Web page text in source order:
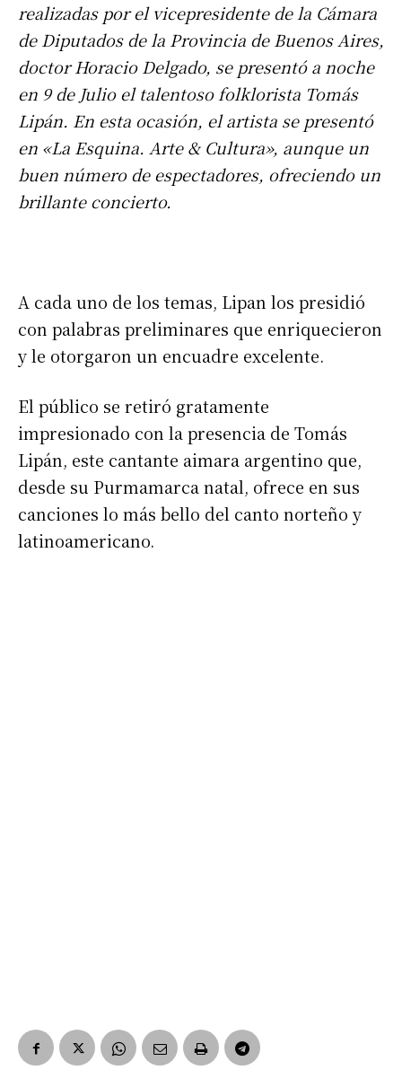
realizadas por el vicepresidente de la Cámara
de Diputados de la Provincia de Buenos Aires,
doctor Horacio Delgado, se presentó a noche
en 9 de Julio el talentoso folklorista Tomás
Lipán. En esta ocasión, el artista se presentó
en «La Esquina. Arte & Cultura», aunque un
buen número de espectadores, ofreciendo un
brillante concierto.
A cada uno de los temas, Lipan los presidió
con palabras preliminares que enriquecieron
y le otorgaron un encuadre excelente.
El público se retiró gratamente
impresionado con la presencia de Tomás
Lipán, este cantante aimara argentino que,
desde su Purmamarca natal, ofrece en sus
canciones lo más bello del canto norteño y
latinoamericano.